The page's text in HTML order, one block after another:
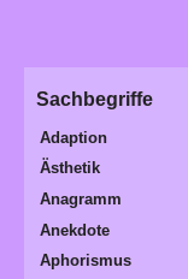
Sachbegriffe
Adaption
Ästhetik
Anagramm
Anekdote
Aphorismus